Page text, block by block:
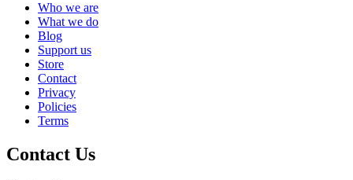
Who we are
What we do
Blog
Support us
Store
Contact
Privacy
Policies
Terms
Contact Us